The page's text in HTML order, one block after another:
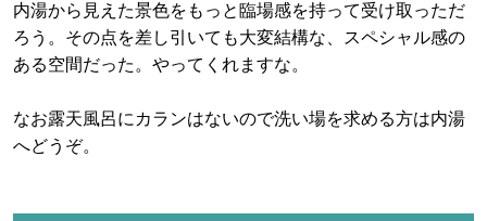
内湯から見えた景色をもっと臨場感を持って受け取っただ
ろう。その点を差し引いても大変結構な、スペシャル感の
ある空間だった。やってくれますな。
なお露天風呂にカランはないので洗い場を求める方は内湯
へどうぞ。